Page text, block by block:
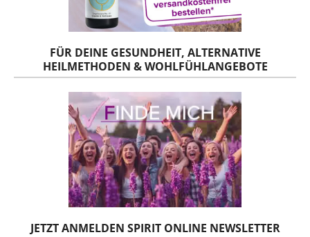
FÜR DEINE GESUNDHEIT, ALTERNATIVE
HEILMETHODEN & WOHLFÜHLANGEBOTE
JETZT ANMELDEN SPIRIT ONLINE NEWSLETTER